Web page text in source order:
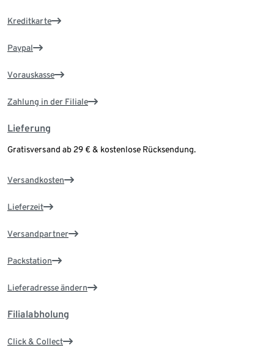
Kreditkarte
Paypal
Vorauskasse
Zahlung in der Filiale
Lieferung
Gratisversand ab 29 € & kostenlose Rücksendung.
Versandkosten
Lieferzeit
Versandpartner
Packstation
Lieferadresse ändern
Filialabholung
Click & Collect